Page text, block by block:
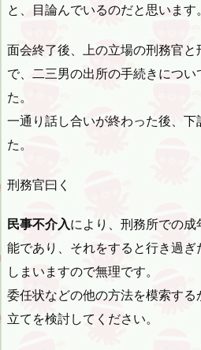
と、目論んでいるのだと思います。
面会終了後、上の立場の刑務官と
で、二三男の出所の手続きにつ
た。
一通り話し合いが終わった後、下
た。
刑務官曰く
民事不介入により、刑務所での
能であり、それをすると行き過
しまいますので無理です。
委任状などの他の方法を模索す
立てを検討してください。